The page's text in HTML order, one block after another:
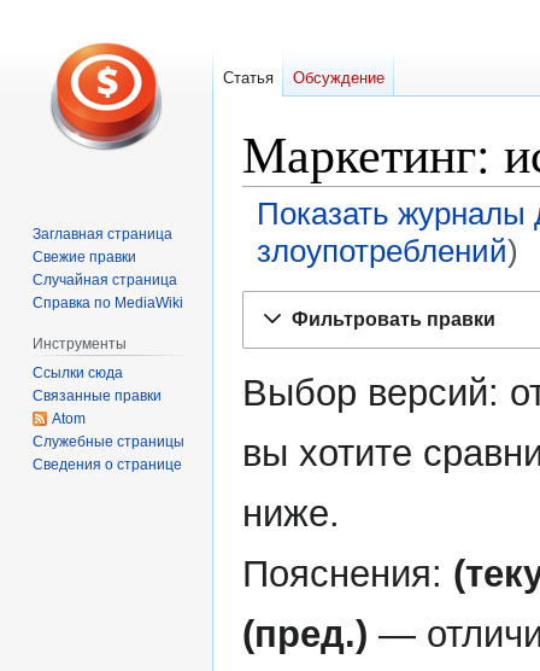
Маркетинг:
Показать журналы
злоупотреблений)
Фильтровать правки
Выбор версий:
вы хотите
ниже.
Пояснения:
(пред.) —
Статья Обсуждение
Заглавная страница
Свежие правки
Случайная страница
Справка по MediaWiki
Инструменты
Ссылки сюда
Связанные правки
Atom
Служебные страницы
Сведения о странице